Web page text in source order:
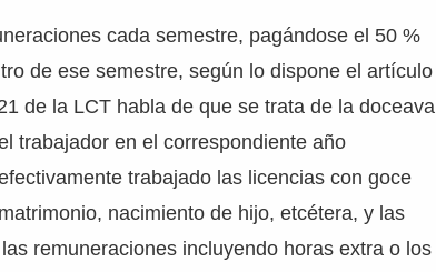
cada semestre, pagándose el 50 %
de ese semestre, según lo dispone el artículo
de la LCT habla de que se trata de la doceava
trabajador en el correspondiente año
trabajado las licencias con goce
nacimiento de hijo, etcétera, y las
remuneraciones incluyendo horas extra o los